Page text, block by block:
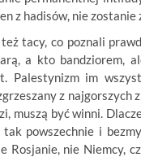
z hadisów, nie zostanie
tacy, co poznali
a kto bandziorem,
Palestynizm im
z najgorszych
muszą być winni.
powszechnie i
Rosjanie, nie Niemcy,